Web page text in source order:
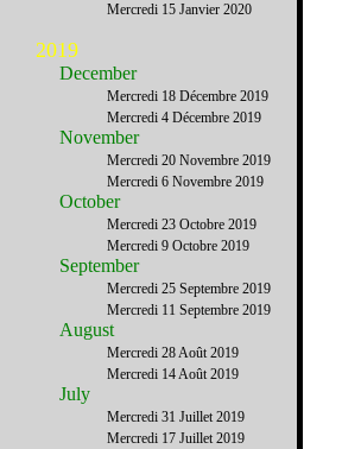
Mercredi 15 Janvier 2020
2019
December
Mercredi 18 Décembre 2019
Mercredi 4 Décembre 2019
November
Mercredi 20 Novembre 2019
Mercredi 6 Novembre 2019
October
Mercredi 23 Octobre 2019
Mercredi 9 Octobre 2019
September
Mercredi 25 Septembre 2019
Mercredi 11 Septembre 2019
August
Mercredi 28 Août 2019
Mercredi 14 Août 2019
July
Mercredi 31 Juillet 2019
Mercredi 17 Juillet 2019